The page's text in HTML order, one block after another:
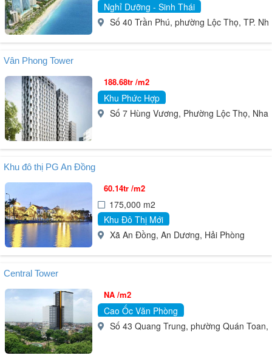
Nghỉ Dưỡng - Sinh Thái
Số 40 Trần Phú, phường Lộc Thọ, TP.
Vân Phong Tower
188.68tr /m2
Khu Phức Hợp
Số 7 Hùng Vương, Phường Lộc Thọ, Nha
Khu đô thị PG An Đồng
60.14tr /m2
175,000 m2
Khu Đô Thị Mới
Xã An Đồng, An Dương, Hải Phòng
Central Tower
NA /m2
Cao Ốc Văn Phòng
Số 43 Quang Trung, phường Quán Toan,